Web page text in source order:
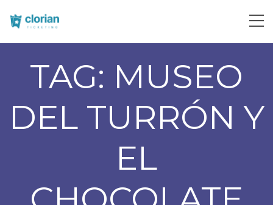
TAG: MUSEO
DEL TURRÓN Y
EL